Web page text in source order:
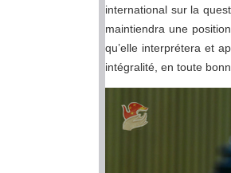
international sur la
maintiendra une
qu’elle interprétera et
intégralité, en toute